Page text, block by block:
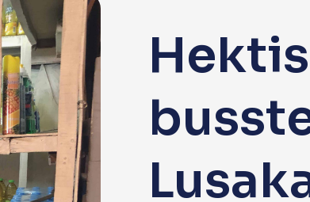
Livet på skolen
Hverdagen
Maten hos oss
Her bor du